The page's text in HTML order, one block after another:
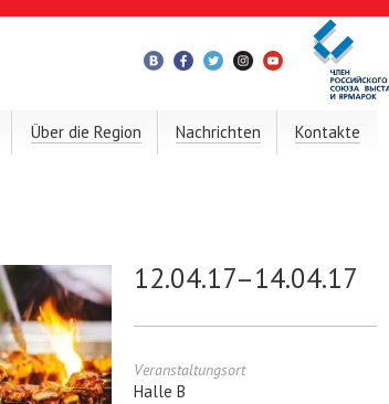
Über die Region Nachrichten Kontakte
12.04.17–14.04.17
Veranstaltungsort
Halle B